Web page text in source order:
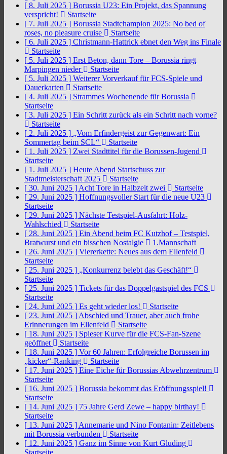
[ 8. Juli 2025 ] Borussia U23: Ein Projekt, das Spannung
verspricht!
Startseite
[ 7. Juli 2025 ] Borussia Stadtchampion 2025: No bed of
roses, no pleasure cruise
Startseite
[ 6. Juli 2025 ] Christmann-Hattrick ebnet den Weg ins Finale
Startseite
[ 5. Juli 2025 ] Erst Beton, dann Tore – Borussia ringt
Marpingen nieder
Startseite
[ 5. Juli 2025 ] Weiterer Vorverkauf für FCS-Spiele und
Dauerkarten
Startseite
[ 4. Juli 2025 ] Strammes Wochenende für Borussia
Startseite
[ 3. Juli 2025 ] Ein Schritt zurück als ein Schritt nach vorne?
Startseite
[ 2. Juli 2025 ] „Vom Erfindergeist zur Gegenwart: Ein
Sommertag beim SCL“
Startseite
[ 1. Juli 2025 ] Zwei Stadttitel für die Borussen-Jugend
Startseite
[ 1. Juli 2025 ] Heute Abend Startschuss zur
Stadtmeisterschaft 2025
Startseite
[ 30. Juni 2025 ] Acht Tore in Halbzeit zwei
Startseite
[ 29. Juni 2025 ] Hoffnungsvoller Start für die neue U23
Startseite
[ 29. Juni 2025 ] Nächste Testspiel-Ausfahrt: Holz-
Wahlschied
Startseite
[ 28. Juni 2025 ] Ein Abend beim FC Kutzhof – Testspiel,
Bratwurst und ein bisschen Nostalgie
1.Mannschaft
[ 26. Juni 2025 ] Viererkette: Neues aus dem Ellenfeld
Startseite
[ 25. Juni 2025 ] „Konkurrenz belebt das Geschäft!“
Startseite
[ 25. Juni 2025 ] Tickets für das Doppelgastspiel des FCS
Startseite
[ 24. Juni 2025 ] Es geht wieder los!
Startseite
[ 23. Juni 2025 ] Abschied und Trauer, aber auch frohe
Erinnerungen im Ellenfeld
Startseite
[ 18. Juni 2025 ] Spieser Kurve für die FCS-Fan-Szene
geöffnet
Startseite
[ 18. Juni 2025 ] Vor 60 Jahren: Erfolgreiche Borussen im
„kicker“-Ranking
Startseite
[ 17. Juni 2025 ] Eine Eiche für Borussias Abwehrzentrum
Startseite
[ 16. Juni 2025 ] Borussia bekommt das Eröffnungsspiel!
Startseite
[ 14. Juni 2025 ] 75 Jahre Gerd Zewe – happy birthay!
Startseite
[ 13. Juni 2025 ] Annemarie und Nino Fontanin: Zeitlebens
mit Borussia verbunden
Startseite
[ 12. Juni 2025 ] Ganz im Sinne von Kurt Gluding
Startseite